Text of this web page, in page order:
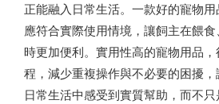
正能融入日常生活。一款好的寵物
應符合實際使用情境，讓飼主在餵
時更加便利。實用性高的寵物用品
程，減少重複操作與不必要的困擾
日常生活中感受到實質幫助，而不只